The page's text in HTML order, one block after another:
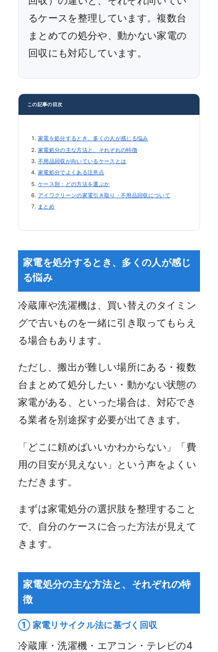
るケースを整理しています。複数台
まとめての処分や、動かない家電の
回収にも対応しています。
この記事の目次
家電を処分するとき、多くの人が感じる悩み
家電処分の主な方法と、それぞれの特徴
不用品回収が向いているケースとは
家電処分でよくある注意点
ケース別：どの方法を選ぶか
アイワクリーンの家電引き取り・不用品回収について
まとめ
家電を処分するとき、多くの人が感じ
る悩み
冷蔵庫や洗濯機は、買い替えのタイミン
グで古いものを一緒に引き取ってもらえ
る場合もあります。
ただし、搬出が難しい場所にある・複数
台まとめて処分したい・動かない状態の
家電がある、といった場合は、対応でき
る業者を別途探す必要が出てきます。
「どこに頼めばいいかわからない」「費
用の目安が見えない」という声をよくい
ただきます。
まずは家電処分の選択肢を整理すること
で、自分のケースに合った方法が見えて
きます。
家電処分の主な方法と、それぞれの特
徴
① 家電リサイクル法に基づく回収
冷蔵庫・洗濯機・エアコン・テレビの4